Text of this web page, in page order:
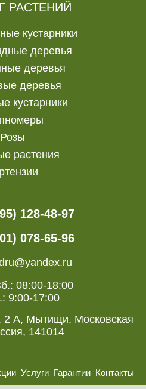
РАСТЕНИЙ
кустарники
деревья
деревья
деревья
кустарники
Розы
растения
128-48-97
078-65-96
08:00-18:00
9:00-17:00
2 А, Мытищи, Московская
141014
Услуги Гарантии Контакты